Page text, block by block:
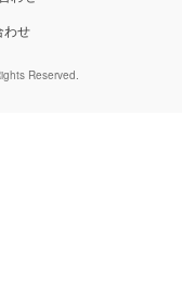
わせ
Reserved.